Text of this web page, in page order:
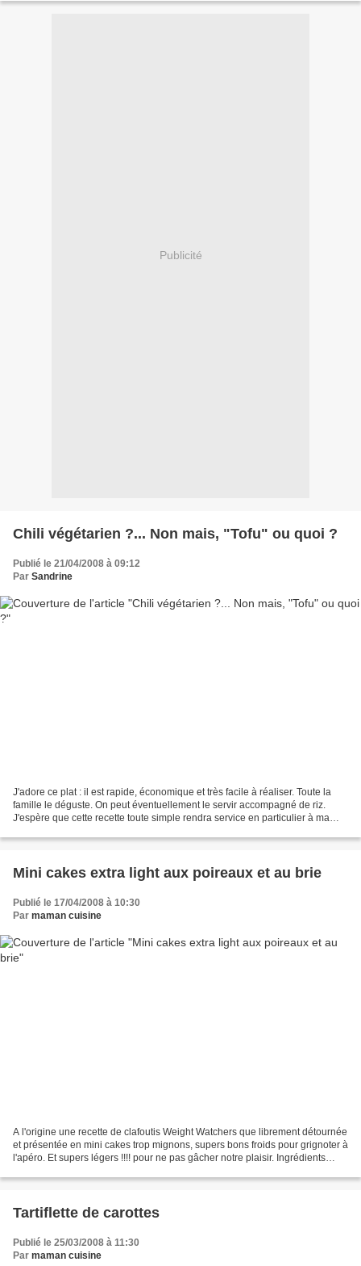
Publicité
Chili végétarien ?... Non mais, "Tofu" ou quoi ?
Publié le 21/04/2008 à 09:12
Par Sandrine
J'adore ce plat : il est rapide, économique et très facile à réaliser. Toute la
famille le déguste. On peut éventuellement le servir accompagné de riz.
J'espère que cette recette toute simple rendra service en particulier à ma
Mini cakes extra light aux poireaux et au brie
Publié le 17/04/2008 à 10:30
Par maman cuisine
A l'origine une recette de clafoutis Weight Watchers que librement détournée
et présentée en mini cakes trop mignons, supers bons froids pour grignoter à
l'apéro. Et supers légers !!!! pour ne pas gâcher notre plaisir. Ingrédients
Tartiflette de carottes
Publié le 25/03/2008 à 11:30
Par maman cuisine